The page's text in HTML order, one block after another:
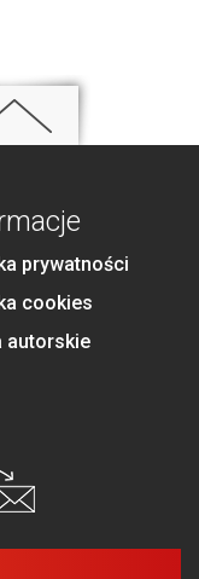
prywatności
cookies
autorskie